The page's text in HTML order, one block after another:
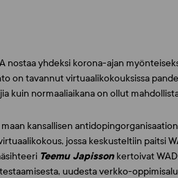
nostaa yhdeksi korona-ajan
on tavannut virtuaalikokouksissa
kuin normaaliaikana on ollut
kansallisen
jossa keskusteltiin paitsi
Teemu Japisson kertoivat
uudesta verkko-